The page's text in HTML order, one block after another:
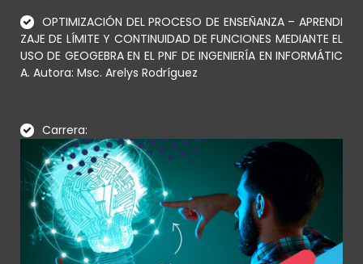
OPTIMIZACIÓN DEL PROCESO DE ENSEÑANZA – APRENDI
ZAJE DE LÍMITE Y CONTINUIDAD DE FUNCIONES MEDIANTE EL
USO DE GEOGEBRA EN EL PNF DE INGENIERÍA EN INFORMÁTIC
A. Autora: Msc. Arelys Rodríguez
Carrera: